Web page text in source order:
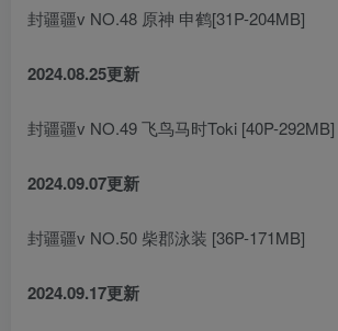
封疆疆v NO.48 原神 申鹤[31P-204MB]
2024.08.25更新
封疆疆v NO.49 飞鸟马时Toki [40P-292MB]
2024.09.07更新
封疆疆v NO.50 柴郡泳装 [36P-171MB]
2024.09.17更新